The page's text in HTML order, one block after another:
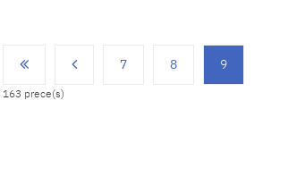
7 8 9
163 prece(s)